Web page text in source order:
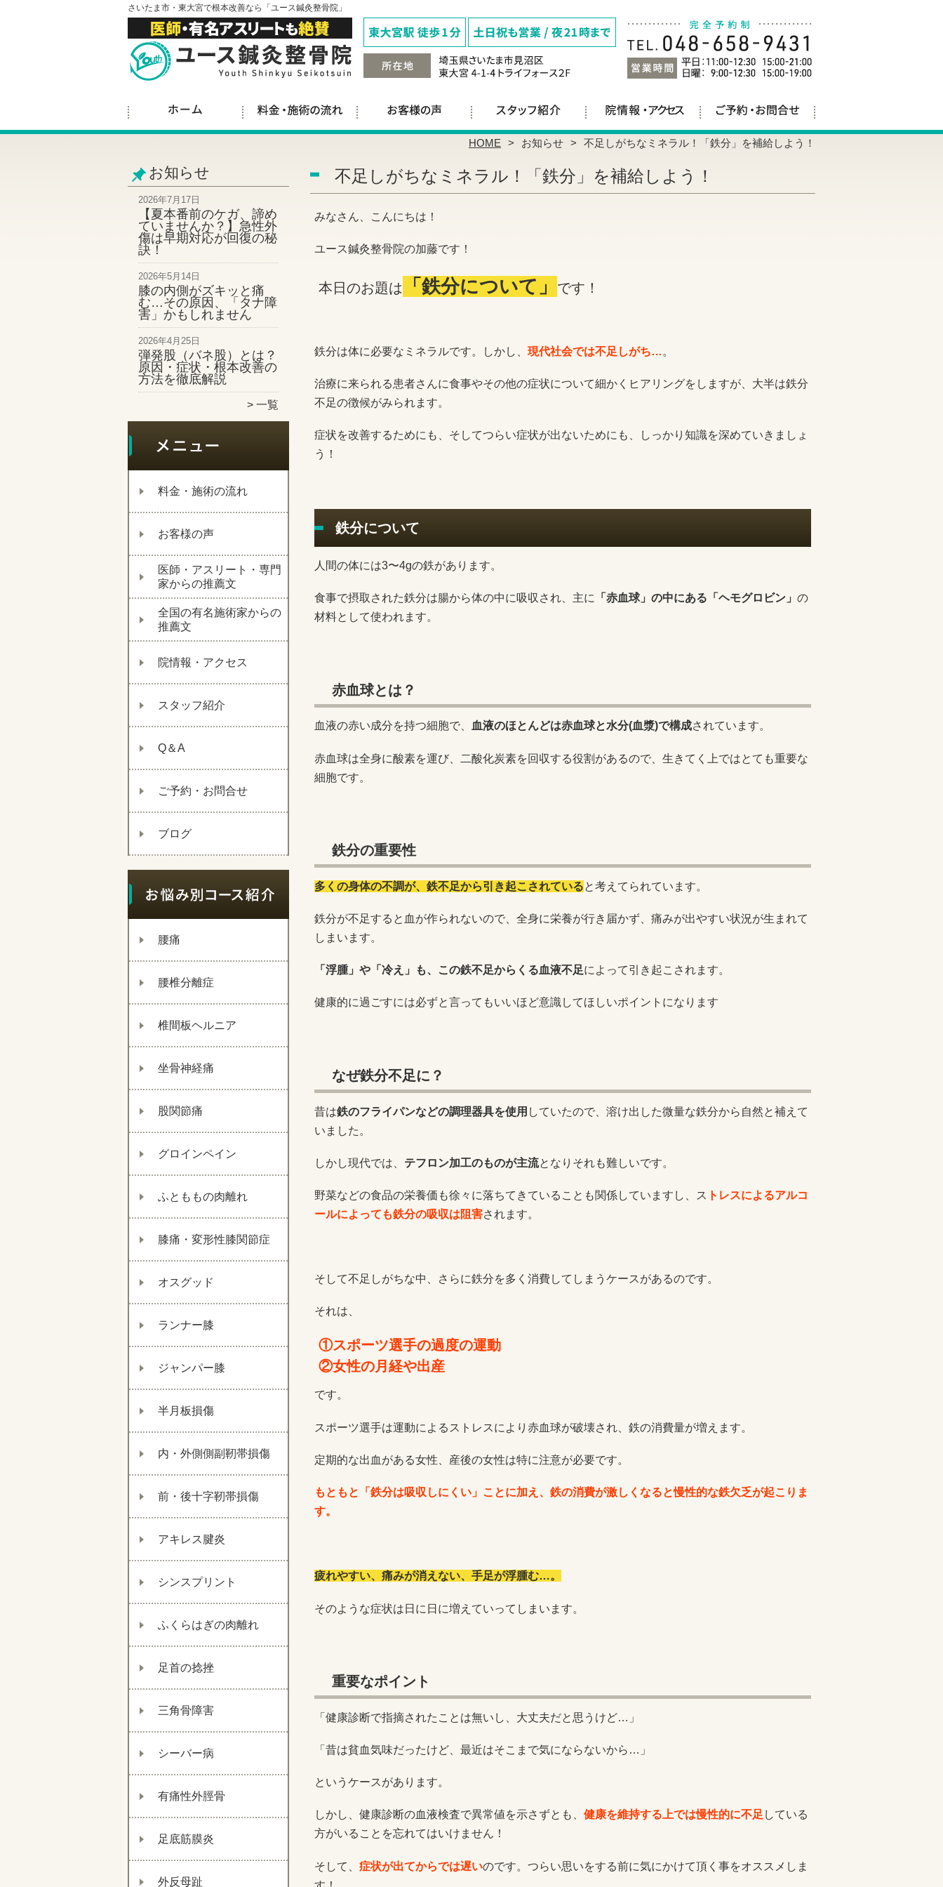
さいたま市・東大宮で根本改善なら「ユース鍼灸整骨院」
HOME お知らせ 不足しがちなミネラル！「鉄分」を補給しよう！
お知らせ
2026年7月17日
【夏本番前のケガ、諦め
ていませんか？】急性外
傷は早期対応が回復の秘
訣！
2026年5月14日
膝の内側がズキッと痛
む…その原因、「タナ障
害」かもしれません
2026年4月25日
弾発股（バネ股）とは？
原因・症状・根本改善の
方法を徹底解説
一覧
料金・施術の流れ
お客様の声
医師・アスリート・専門
家からの推薦文
全国の有名施術家からの
推薦文
院情報・アクセス
スタッフ紹介
Q＆A
ご予約・お問合せ
ブログ
腰痛
腰椎分離症
椎間板ヘルニア
坐骨神経痛
股関節痛
グロインペイン
ふとももの肉離れ
膝痛・変形性膝関節症
オスグッド
ランナー膝
ジャンパー膝
半月板損傷
内・外側側副靭帯損傷
前・後十字靭帯損傷
アキレス腱炎
シンスプリント
ふくらはぎの肉離れ
足首の捻挫
三角骨障害
シーバー病
有痛性外脛骨
足底筋膜炎
外反母趾
不足しがちなミネラル！「鉄分」を補給しよう！
みなさん、こんにちは！
ユース鍼灸整骨院の加藤です！
本日のお題は 「鉄分について」 です！
鉄分は体に必要なミネラルです。しかし、 現代社会では不足しがち…。
治療に来られる患者さんに食事やその他の症状について細かくヒアリングをしますが、大半は鉄分
不足の徴候がみられます。
症状を改善するためにも、そしてつらい症状が出ないためにも、しっかり知識を深めていきましょ
う！
鉄分について
人間の体には3〜4gの鉄があります。
食事で摂取された鉄分は腸から体の中に吸収され、主に 「赤血球」の中にある「ヘモグロビン」 の
材料として使われます。
赤血球とは？
血液の赤い成分を持つ細胞で、 血液のほとんどは赤血球と水分(血漿)で構成されています。
赤血球は全身に酸素を運び、二酸化炭素を回収する役割があるので、生きてく上ではとても重要な
細胞です。
鉄分の重要性
多くの身体の不調が、鉄不足から引き起こされていると考えてられています。
鉄分が不足すると血が作られないので、全身に栄養が行き届かず、痛みが出やすい状況が生まれて
しまいます。
「浮腫」や「冷え」も、この鉄不足からくる血液不足によって引き起こされます。
健康的に過ごすには必ずと言ってもいいほど意識してほしいポイントになります
なぜ鉄分不足に？
昔は鉄のフライパンなどの調理器具を使用 していたので、溶け出した微量な鉄分から自然と補えて
いました。
しかし現代では、 テフロン加工のものが主流となりそれも難しいです。
野菜などの食品の栄養価も徐々に落ちてきていることも関係していますし、ス トレスによるアルコ
ールによっても鉄分の吸収は阻害されます。
そして不足しがちな中、さらに鉄分を多く消費してしまうケースがあるのです。
それは、
①スポーツ選手の過度の運動
②女性の月経や出産
です。
スポーツ選手は運動によるストレスにより赤血球が破壊され、鉄の消費量が増えます。
定期的な出血がある女性、産後の女性は特に注意が必要です。
もともと 「 鉄分は吸収しにくい」ことに加え、鉄の消費が激しくなると慢性的な鉄欠乏が起こりま
す。
疲れやすい、痛みが消えない、手足が浮腫む…。
そのような症状は日に日に増えていってしまいます。
重要なポイント
「健康診断で指摘されたことは無いし、大丈夫だと思うけど…」
「昔は貧血気味だったけど、最近はそこまで気にならないから…」
というケースがあります。
しかし、健康診断の血液検査で異常値を示さずとも、 健康を維持する上では慢性的に不足 している
方がいることを忘れてはいけません！
そして、 症状が出てからでは遅いのです。つらい思いをする前に気にかけて頂く事をオススメしま